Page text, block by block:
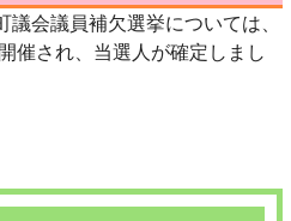
会議員補欠選挙については、
催され、当選人が確定しまし